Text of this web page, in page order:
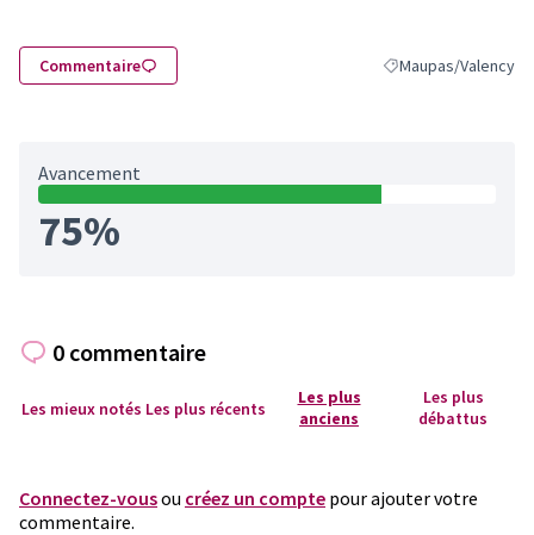
Commentaire Filtrer les résultats
Maupas/Valency
Avancement
75%
0 commentaire
Les mieux notés Les plus récents
Les plus
anciens
Les plus
débattus
Connectez-vousou créez un compte pour ajouter votre
commentaire.